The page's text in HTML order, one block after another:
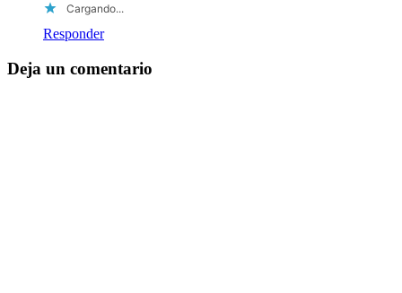
Cargando...
Responder
Deja un comentario